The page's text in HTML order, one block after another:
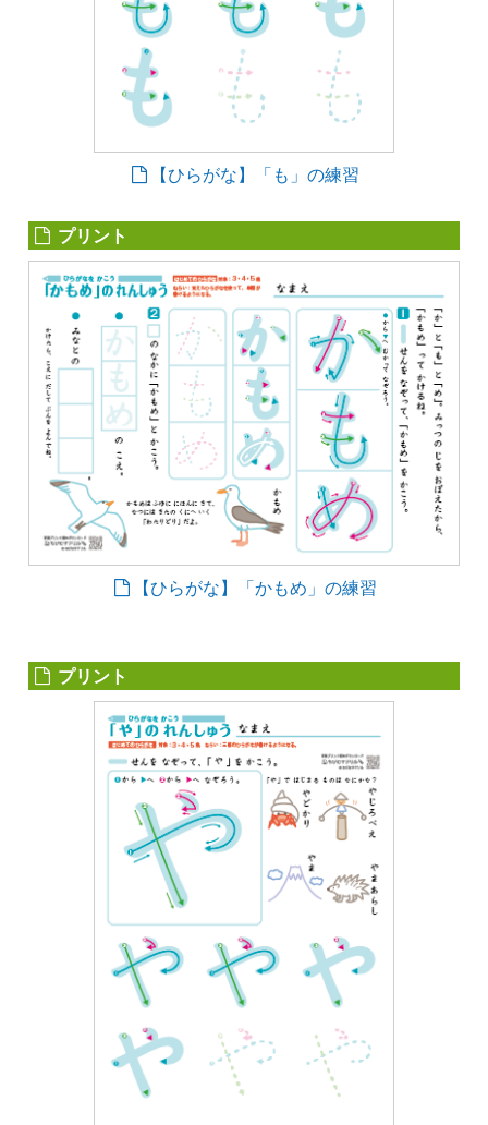
【ひらがな】「も」の練習
プリント
【ひらがな】「かもめ」の練習
プリント